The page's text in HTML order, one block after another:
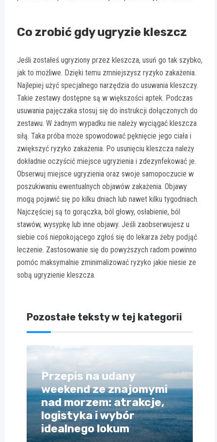
Co zrobić gdy ugryzie kleszcz
Jeśli zostałeś ugryziony przez kleszcza, usuń go tak szybko,
jak to możliwe. Dzięki temu zmniejszysz ryzyko zakażenia.
Najlepiej użyć specjalnego narzędzia do usuwania kleszczy.
Takie zestawy dostępne są w większości aptek. Podczas
usuwania pajęczaka stosuj się do instrukcji dołączonych do
zestawu. W żadnym wypadku nie należy wyciągać kleszcza
siłą. Taka próba może spowodować pęknięcie jego ciała i
zwiększyć ryzyko zakażenia. Po usunięciu kleszcza należy
dokładnie oczyścić miejsce ugryzienia i zdezynfekować je.
Obserwuj miejsce ugryzienia oraz swoje samopoczucie w
poszukiwaniu ewentualnych objawów zakażenia. Objawy
mogą pojawić się po kilku dniach lub nawet kilku tygodniach.
Najczęściej są to gorączka, ból głowy, osłabienie, ból
stawów, wysypkę lub inne objawy. Jeśli zaobserwujesz u
siebie coś niepokojącego zgłoś się do lekarza żeby podjąć
leczenie. Zastosowanie się do powyższych radom powinno
pomóc maksymalnie zminimalizować ryzyko jakie niesie ze
sobą ugryzienie kleszcza.
Pozostałe teksty w tej kategorii
Przepis na udany
weekend ze znajomymi
nad morzem: atrakcje,
logistyka i wybór
idealnego lokum